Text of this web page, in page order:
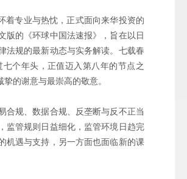
着专业与热忱，正式面向来华投资的
版的《环球中国法速报》，旨在以日
法规的最新动态与实务解读。七载春
个年头，正值迈入第八年的节点之
的谢意与最崇高的敬意。
合规、数据合规、反垄断与反不正当
监管规则日益细化，监管环境日趋完
机遇与支持，另一方面也面临新的课